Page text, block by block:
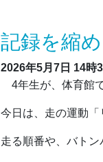
記録を縮
2026年5月7日 14時
4年生が、体育館
今日は、走の運動
走る順番や、バト